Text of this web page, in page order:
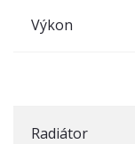
Výkon
Radiátor